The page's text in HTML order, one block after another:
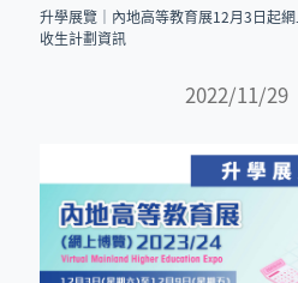
升學展覽｜內地高等教育展12月3日起
收生計劃資訊
2022/11/29